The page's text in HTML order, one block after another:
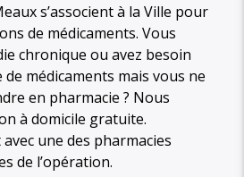
s’associent à la Ville pour
de médicaments. Vous
chronique ou avez besoin
médicaments mais vous ne
en pharmacie ? Nous
à domicile gratuite.
une des pharmacies
de l’opération.